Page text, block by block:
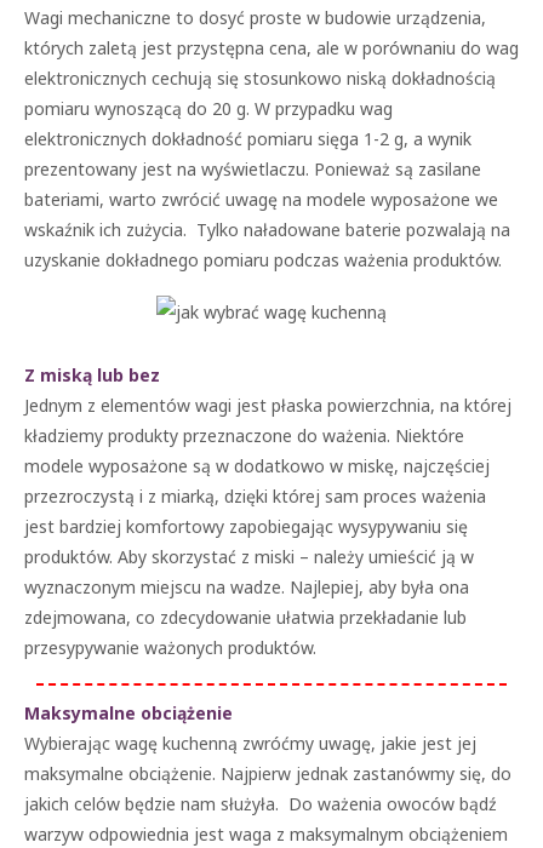
Wagi mechaniczne to dosyć proste w budowie urządzenia,
których zaletą jest przystępna cena, ale w porównaniu do wag
elektronicznych cechują się stosunkowo niską dokładnością
pomiaru wynoszącą do 20 g. W przypadku wag
elektronicznych dokładność pomiaru sięga 1-2 g, a wynik
prezentowany jest na wyświetlaczu. Ponieważ są zasilane
bateriami, warto zwrócić uwagę na modele wyposażone we
wskaźnik ich zużycia. Tylko naładowane baterie pozwalają na
uzyskanie dokładnego pomiaru podczas ważenia produktów.
Z miską lub bez
Jednym z elementów wagi jest płaska powierzchnia, na której
kładziemy produkty przeznaczone do ważenia. Niektóre
modele wyposażone są w dodatkowo w miskę, najczęściej
przezroczystą i z miarką, dzięki której sam proces ważenia
jest bardziej komfortowy zapobiegając wysypywaniu się
produktów. Aby skorzystać z miski – należy umieścić ją w
wyznaczonym miejscu na wadze. Najlepiej, aby była ona
zdejmowana, co zdecydowanie ułatwia przekładanie lub
przesypywanie ważonych produktów.
Maksymalne obciążenie
Wybierając wagę kuchenną zwróćmy uwagę, jakie jest jej
maksymalne obciążenie. Najpierw jednak zastanówmy się, do
jakich celów będzie nam służyła. Do ważenia owoców bądź
warzyw odpowiednia jest waga z maksymalnym obciążeniem